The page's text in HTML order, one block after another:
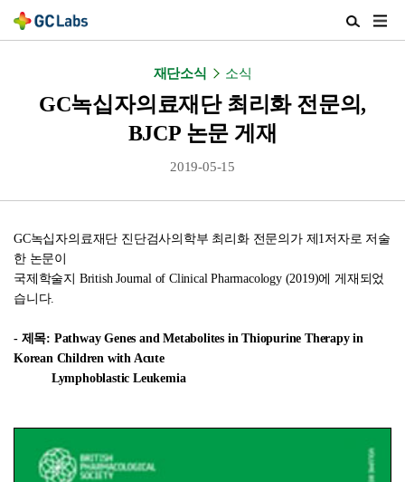
검
색
재단소식 소식
GC녹십자의료재단 최리화 전문의,
BJCP 논문 게재
2019-05-15
GC녹십자의료재단 진단검사의학부 최리화 전문의가 제1저자로 저술
한 논문이
국제학술지 British Journal of Clinical Pharmacology (2019)에 게재되었
습니다.
- 제목: Pathway Genes and Metabolites in Thiopurine Therapy in
Korean Children with Acute
Lymphoblastic Leukemia